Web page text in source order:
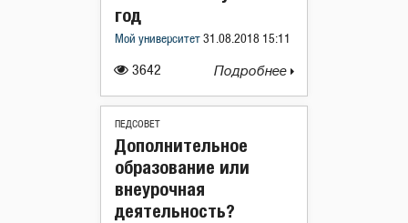
3642
год
Мой университет 31.08.2018 15:11
Подробнее
ПЕДСОВЕТ
Дополнительное
образование или
внеурочная
деятельность?